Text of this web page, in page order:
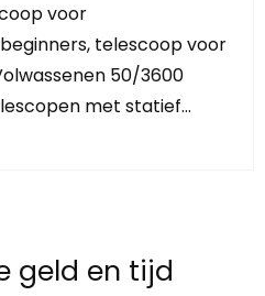
voor
telescoop voor
50/3600
met statief…
geld en tijd